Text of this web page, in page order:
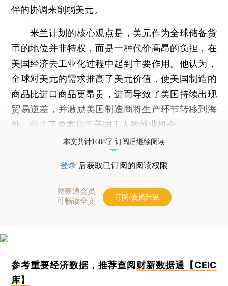
伴的协调来削弱美元。
米兰计划的核心观点是，美元作为全球储备货
币的地位并非特权，而是一种代价高昂的负担，在
美国经济去工业化过程中起到主要作用。他认为，
全球对美元的需求推高了美元价值，使美国制造的
商品比进口商品更昂贵，进而导致了美国持续出现
贸易逆差，并激励美国制造商将生产环节转移到海
外，带走了原本属于美国工人的就业机会。
本文共计1608字 订阅后继续阅读
登录 后获取已订阅的阅读权限
财新通会员
可畅读全文
订阅/会员升级
参考重要经济数据，推荐查阅财新数据通【CEIC
库】